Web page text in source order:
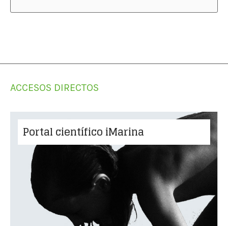
ACCESOS DIRECTOS
Portal científico iMarina